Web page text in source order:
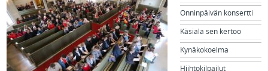
Onninpäivän konsertti
Käsiala sen kertoo
Kynäkokoelma
Hiihtokilpailut